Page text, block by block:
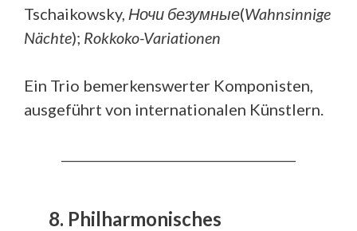
Tschaikowsky, Ночи безумные(Wahnsinnige
Nächte); Rokkoko-Variationen
Ein Trio bemerkenswerter Komponisten,
ausgeführt von internationalen Künstlern.
8. Philharmonisches